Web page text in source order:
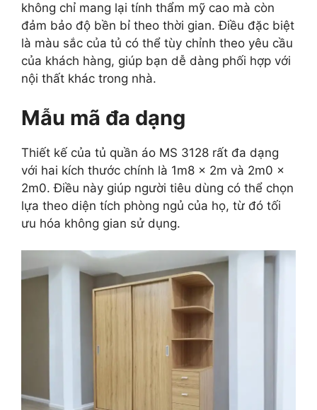
không chỉ mang lại tính thẩm mỹ cao mà còn
đảm bảo độ bền bỉ theo thời gian. Điều đặc biệt
là màu sắc của tủ có thể tùy chỉnh theo yêu cầu
của khách hàng, giúp bạn dễ dàng phối hợp với
nội thất khác trong nhà.
Mẫu mã đa dạng
Thiết kế của tủ quần áo MS 3128 rất đa dạng
với hai kích thước chính là 1m8 x 2m và 2m0 x
2m0. Điều này giúp người tiêu dùng có thể chọn
lựa theo diện tích phòng ngủ của họ, từ đó tối
ưu hóa không gian sử dụng.